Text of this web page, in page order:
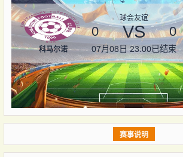
科马尔诺
球会友谊
0 VS 0
07月08日 23:00已结束
赛事说明